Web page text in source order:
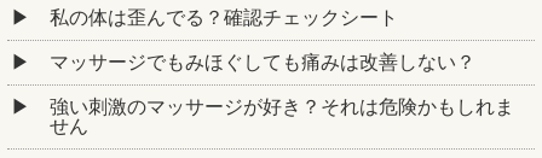
私の体は歪んでる？確認チェックシート
マッサージでもみほぐしても痛みは改善しない？
強い刺激のマッサージが好き？それは危険かもしれま
せん